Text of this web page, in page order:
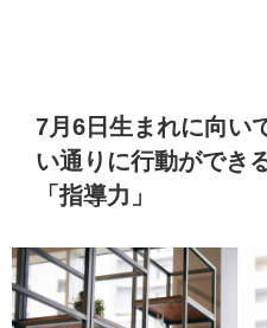
7月6日生まれに向い
い通りに行動ができ
「指導力」